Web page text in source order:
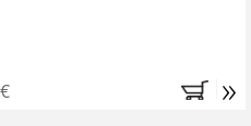
Profipaket im
(inkl. der derzeitig
»